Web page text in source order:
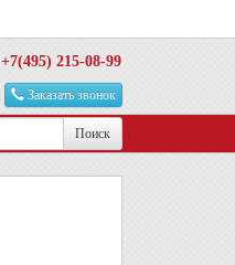
+7(495) 215-08-99
Заказать звонок
Поиск